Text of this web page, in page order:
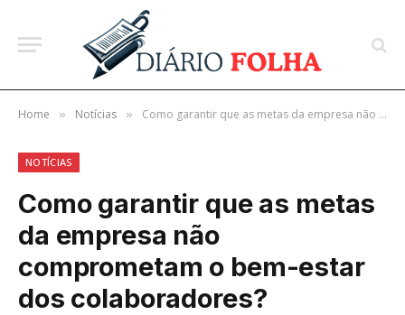
Home » Notícias » Como garantir que as metas da empresa não comprometam o bem-estar dos colaboradores?
NOTÍCIAS
Como garantir que as metas
da empresa não
comprometam o bem-estar
dos colaboradores?